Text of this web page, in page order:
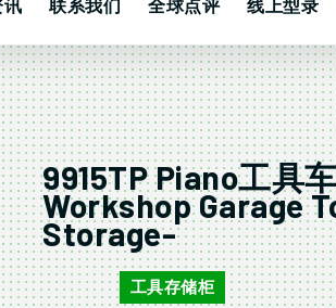
讯 联系我们 全球点评 线上型录
9915TP Piano工具
Workshop Garage
Storage-
9915TP 工具存储柜